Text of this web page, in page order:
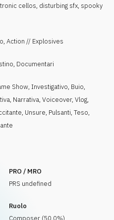
cellos, disturbing sfx, spooky
Action // Explosives
Documentari
Show, Investigativo, Buio,
, Narrativa, Voiceover, Vlog,
, Unsure, Pulsanti, Teso,
PRO / MRO
PRS undefined
Ruolo
Composer (50.0%)